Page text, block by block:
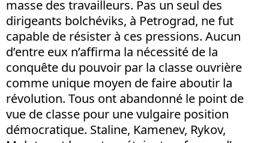
masse des travailleurs. Pas un seul des
dirigeants bolchéviks, à Petrograd, ne fut
capable de résister à ces pressions. Aucun
d’entre eux n’affirma la nécessité de la
conquête du pouvoir par la classe ouvrière
comme unique moyen de faire aboutir la
révolution. Tous ont abandonné le point de
vue de classe pour une vulgaire position
démocratique. Staline, Kamenev, Rykov,